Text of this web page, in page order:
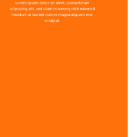
Lorem ipsum dolor sit amet, consectetuer
adipiscing elit, sed diam nonummy nibh euismod
tincidunt ut laoreet dolore magna aliquam erat
volutpat.